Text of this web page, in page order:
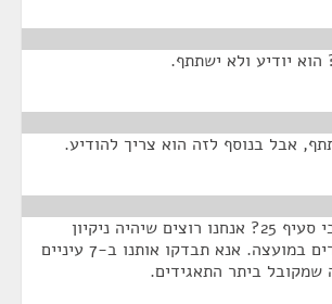
הוא יודיע ולא ישתתף.
אבל בנוסף לזה הוא צריך להודיע.
האם יש הערות לגבי סעיף 25? אנחנו רוצים שיהיה ניקיון
דעת לגבי כל החברים במועצה. אנא תבדקו אותנו ב-7 עיניים
שמקובל ביתר התאגידים.